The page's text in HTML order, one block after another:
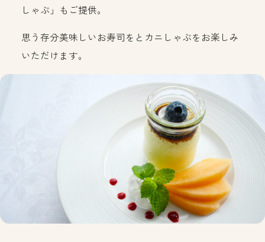
しゃぶ」もご提供。
思う存分美味しいお寿司をとカニしゃぶをお楽しみ
いただけます。